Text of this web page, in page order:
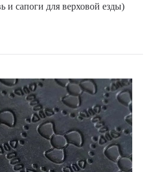
и сапоги для верховой езды)